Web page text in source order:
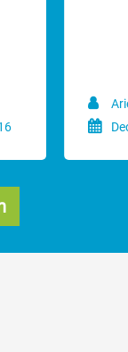
welke lengte
scheerkop die
het beste / mooiste